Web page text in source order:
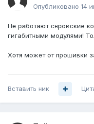
Опубликовано 14
Не работают снровские
гигабитными модулями!
Хотя может от прошивки
Вставить ник